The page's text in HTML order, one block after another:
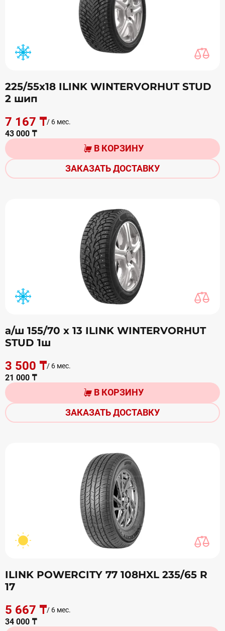
225/55х18 ILINK WINTERVORHUT STUD
2 шип
7 167 ₸/ 6 мес.
43 000 ₸
В КОРЗИНУ
ЗАКАЗАТЬ ДОСТАВКУ
а/ш 155/70 х 13 ILINK WINTERVORHUT
STUD 1ш
3 500 ₸/ 6 мес.
21 000 ₸
В КОРЗИНУ
ЗАКАЗАТЬ ДОСТАВКУ
ILINK POWERCITY 77 108HXL 235/65 R
17
5 667 ₸/ 6 мес.
34 000 ₸